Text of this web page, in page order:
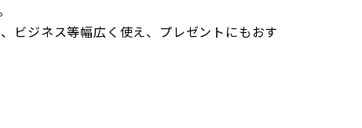
ビジネス等幅広く使え、プレゼントにもおす